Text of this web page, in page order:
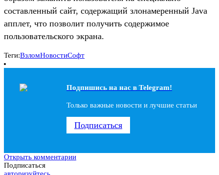
составленный сайт, содержащий злонамеренный Java
апплет, что позволит получить содержимое
пользовательского экрана.
Теги:ВзломНовостиСофт
Подпишись на наc в Telegram!
Только важные новости и лучшие статьи
Подписаться
Открыть комментарии
Подписаться